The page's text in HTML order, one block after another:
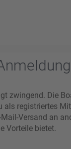
zwingend. Die
als registriertes
Versand an
Vorteile bietet.